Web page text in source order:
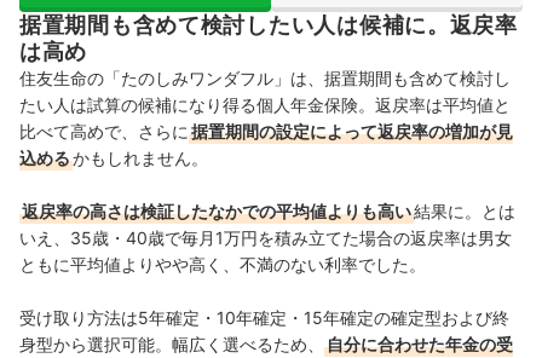
据置期間も含めて検討したい人は候補に。返戻率
は高め
住友生命の「たのしみワンダフル」は、据置期間も含めて検討し
たい人は試算の候補になり得る個人年金保険。返戻率は平均値と
比べて高めで、さらに 据置期間の設定によって返戻率の増加が見
込めるかもしれません。
返戻率の高さは検証したなかでの平均値よりも高い結果に。とは
いえ、35歳・40歳で毎月1万円を積み立てた場合の返戻率は男女
ともに平均値よりやや高く、不満のない利率でした。
受け取り方法は5年確定・10年確定・15年確定の確定型および終
身型から選択可能。幅広く選べるため、
自分に合わせた年金の受